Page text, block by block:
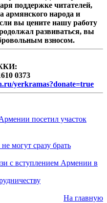
поддержке читателей,
армянского народа и
вы цените нашу работу
развиваться, вы
взносом.
0373
yerkramas?donate=true
посетил участок
могут сразу брать
с вступлением Армении в
На главную